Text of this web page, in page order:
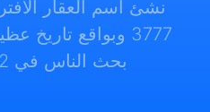
3777 وبواقع
بحث الناس في 1,053,042 استدلال صاخب وأكثر حصدًا بشكل ممتاز